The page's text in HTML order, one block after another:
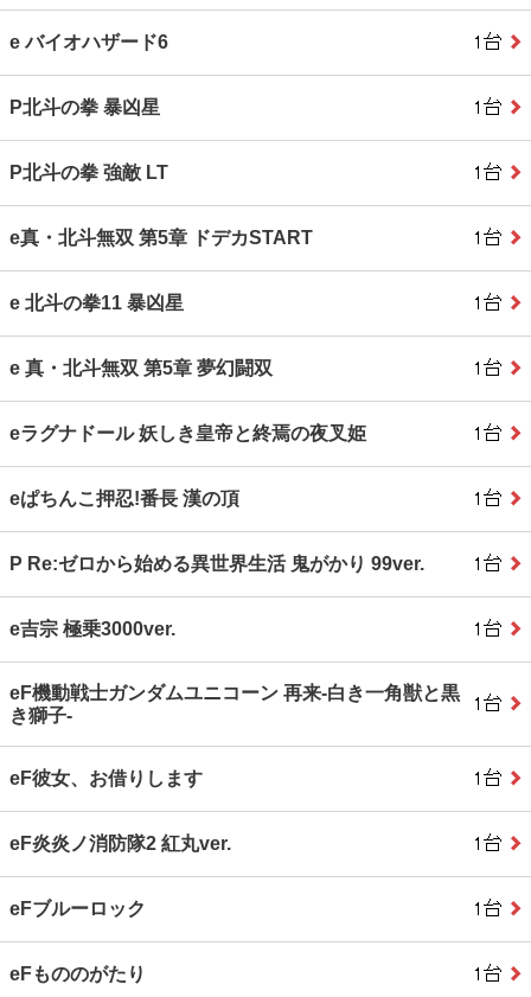
e バイオハザード6
P北斗の拳 暴凶星
P北斗の拳 強敵 LT
e真・北斗無双 第5章 ドデカSTART
e 北斗の拳11 暴凶星
e 真・北斗無双 第5章 夢幻闘双
eラグナドール 妖しき皇帝と終焉の夜叉姫
eぱちんこ押忍!番長 漢の頂
P Re:ゼロから始める異世界生活 鬼がかり 99ver.
e吉宗 極乗3000ver.
eF機動戦士ガンダムユニコーン 再来‐白き一角獣と黒
き獅子‐
eF彼女、お借りします
eF炎炎ノ消防隊2 紅丸ver.
eFブルーロック
eFもののがたり